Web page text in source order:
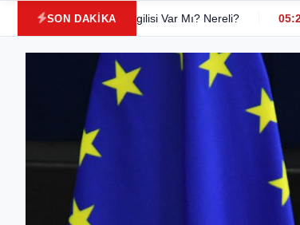
SON DAKİKA
Kilosu, Sevgilisi Var Mı? Nereli? 05:27 Funda